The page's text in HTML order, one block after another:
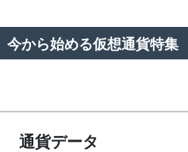
今から始める仮想通貨特集
通貨データ